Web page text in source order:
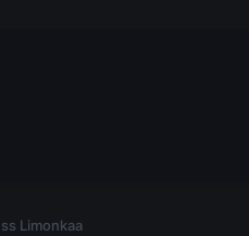
Limonkaa